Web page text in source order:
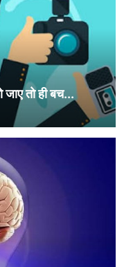
जाए तो ही बच...